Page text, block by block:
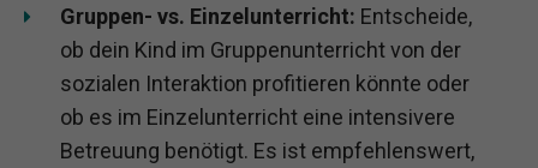
Gruppen- vs. Einzelunterricht: Entscheide,
ob dein Kind im Gruppenunterricht von der
sozialen Interaktion profitieren könnte oder
ob es im Einzelunterricht eine intensivere
Betreuung benötigt. Es ist empfehlenswert,